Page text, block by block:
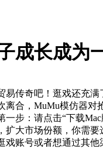
成长成为
奇吧！逛戏还充满
离合，MuMu模仿器
步：请点击“下载
大市场份额，你需
账号或者想通过其